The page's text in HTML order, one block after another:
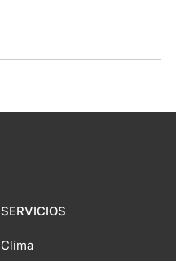
SERVICIOS
Clima